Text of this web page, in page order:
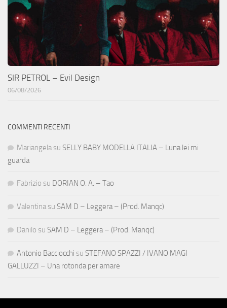
SIR PETROL – Evil Design
06/08/2026
COMMENTI RECENTI
Mariangela su SELLY BABY MODELLA ITALIA – Luna lei mi
guarda
Fabrizio su DORIAN O. A. – Tao
Valentina su SAM D – Leggera – (Prod. Manqc)
Danilo su SAM D – Leggera – (Prod. Manqc)
Antonio Bacciocchi su STEFANO SPAZZI / IVANO MAGI
GALLUZZI – Una rotonda per amare